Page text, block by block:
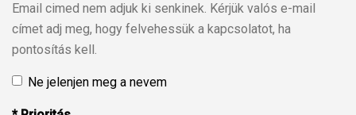
Email cimed nem adjuk ki senkinek. Kérjük valós e-mail
címet adj meg, hogy felvehessük a kapcsolatot, ha
pontosítás kell.
Ne jelenjen meg a nevem